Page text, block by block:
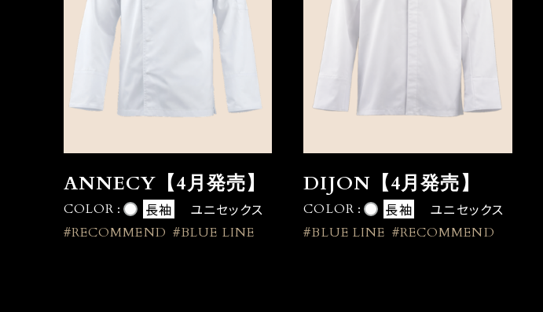
ANNECY【4月発売】
COLOR : 長袖 ユニセックス
#RECOMMEND #BLUE LINE
DIJON【4月発売】
COLOR : 長袖 ユニセックス
#BLUE LINE #RECOMMEND